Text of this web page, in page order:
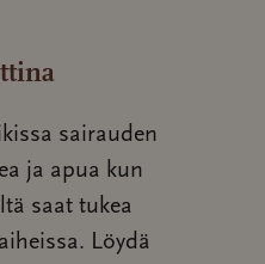
sairauden
ja apua kun
saat tukea
Löydä